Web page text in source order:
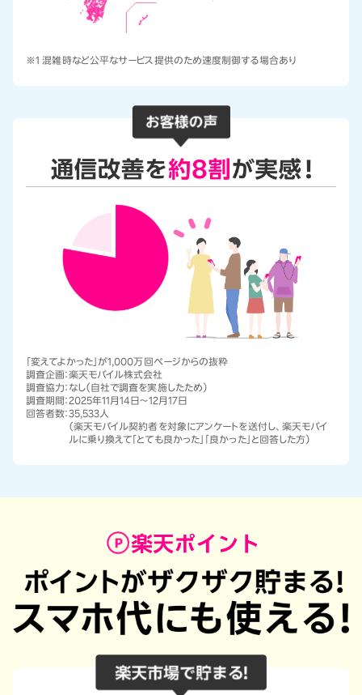
※1 混雑時など公平なサービス提供のため速度制御する場合あり
「変えてよかった」が1,000万回ページからの抜粋
調査企画：楽天モバイル株式会社
調査協力： なし（自社で調査を実施したため）
調査期間：2025年11月14日～12月17日
回答者数：35,533人
（楽天モバイル契約者を対象にアンケートを送付し、楽天モバイ
ルに乗り換えて「とても良かった」「良かった」と回答した方）